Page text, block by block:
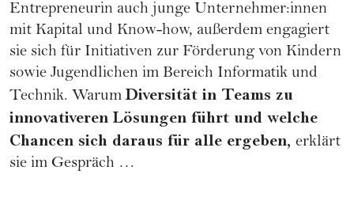
Entrepreneurin auch junge Unternehmer:innen
mit Kapital und Know-how, außerdem engagiert
sie sich für Initiativen zur Förderung von Kindern
sowie Jugendlichen im Bereich Informatik und
Technik. WarumDiversität in Teams zu
innovativeren Lösungen führt und welche
Chancen sich daraus für alle ergeben, erklärt
sie im Gespräch …